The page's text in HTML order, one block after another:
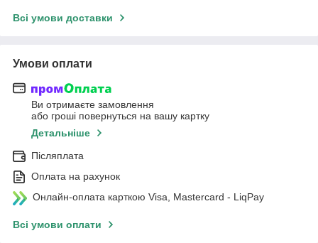
Всі умови доставки
Умови оплати
Ви отримаєте замовлення
або гроші повернуться на вашу картку
Детальніше
Післяплата
Оплата на рахунок
Онлайн-оплата карткою Visa, Mastercard - LiqPay
Всі умови оплати